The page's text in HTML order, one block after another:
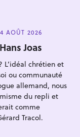
4 AOÛT 2026
Joas
L’idéal chrétien et
ou communauté
allemand, nous
du repli et
comme
Tracol.